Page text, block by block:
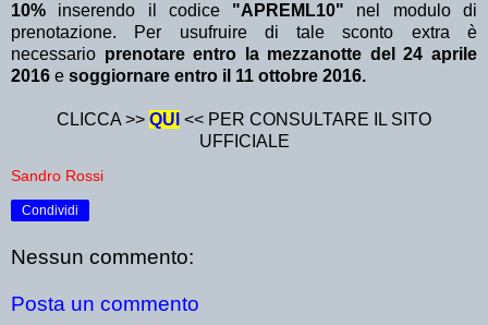
10% inserendo il codice "APREML10" nel modulo di
prenotazione. Per usufruire di tale sconto extra è
necessario prenotare entro la mezzanotte del 24 aprile
2016 e soggiornare entro il 11 ottobre 2016.
CLICCA >> QUI << PER CONSULTARE IL SITO
UFFICIALE
Sandro Rossi
Condividi
Nessun commento:
Posta un commento